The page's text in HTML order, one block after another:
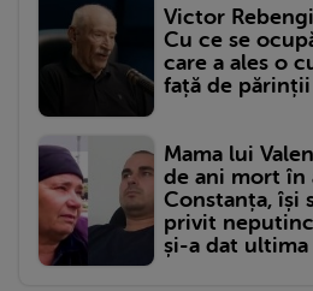
Victor
Cu ce se
care a ales o
față de
Mama lui
de ani mort
Constanța, își
privit
și-a dat ultima